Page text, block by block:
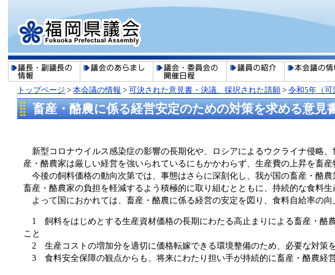
トップページ >本会議の情報 >可決された意見書・決議、採択された請願 >令和5年（可
畜産・酪農に係る経営安定のための対策を求める意見
新型コロナウイルス感染症の影響の長期化や、ロシアによるウクライナ侵略
産・酪農家は厳しい経営を強いられているにもかかわらず、生産費の上昇を畜
今後の飼料価格の動向次第では、事態はさらに深刻化し、我が国の畜産・酪
畜産・酪農家の負担を軽減するよう積極的に取り組むとともに、持続的な食料
よって国におかれては、畜産・酪農に係る経営の安定を図り、食料自給率の
1 飼料をはじめとする生産資材価格の長期にわたる高止まりによる畜産・酪
こと
2 生産コストの増加分を適切に価格転嫁できる環境整備のため、必要な対策
3 食料安全保障の観点からも、将来にわたり担い手が持続的に畜産・酪農経